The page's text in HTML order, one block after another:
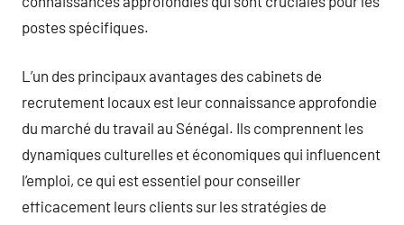
postes spécifiques.
L’un des principaux avantages des cabinets de
recrutement locaux est leur connaissance approfondie
du marché du travail au Sénégal. Ils comprennent les
dynamiques culturelles et économiques qui influencent
l’emploi, ce qui est essentiel pour conseiller
efficacement leurs clients sur les stratégies de